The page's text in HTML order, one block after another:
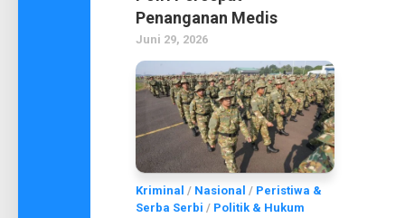
Penanganan Medis
Juni 29, 2026
Kriminal / Nasional / Peristiwa &
Serba Serbi / Politik & Hukum